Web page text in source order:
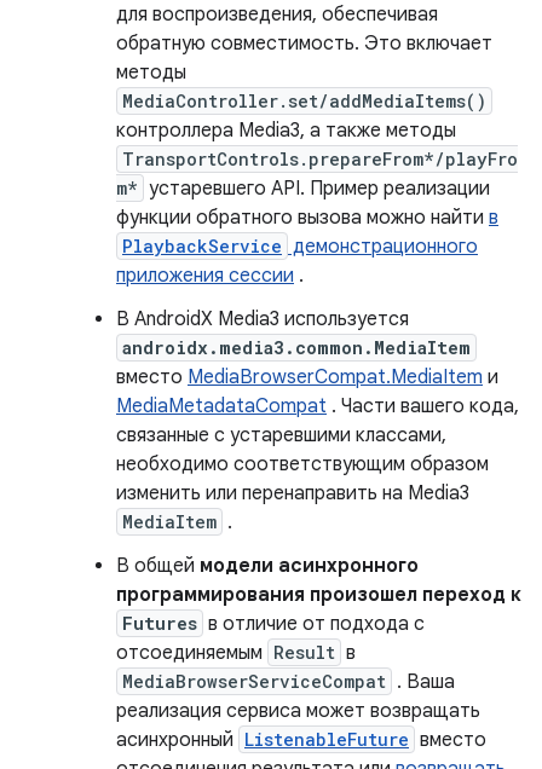
для воспроизведения, обеспечивая
обратную совместимость. Это включает
методы
MediaController.set/addMediaItems()
контроллера Media3, а также методы
TransportControls.prepareFrom*/playFro
m* устаревшего API. Пример реализации
функции обратного вызова можно найти в
PlaybackService демонстрационного
приложения сессии .
В AndroidX Media3 используется
androidx.media3.common.MediaItem
вместо MediaBrowserCompat.MediaItem и
MediaMetadataCompat . Части вашего кода,
связанные с устаревшими классами,
необходимо соответствующим образом
изменить или перенаправить на Media3
MediaItem .
В общей модели асинхронного
программирования произошел переход к
Futures в отличие от подхода с
отсоединяемым Result в
MediaBrowserServiceCompat . Ваша
реализация сервиса может возвращать
асинхронный ListenableFuture вместо